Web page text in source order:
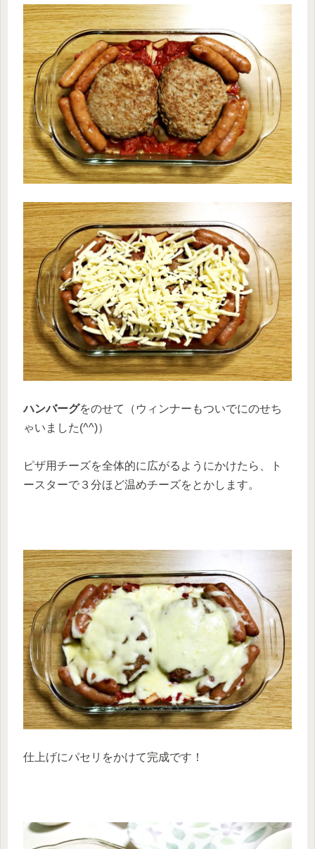
ハンバーグをのせて（ウィンナーもついでにのせち
ゃいました(^^)）
ピザ用チーズを全体的に広がるようにかけたら、ト
ースターで３分ほど温めチーズをとかします。
仕上げにパセリをかけて完成です！